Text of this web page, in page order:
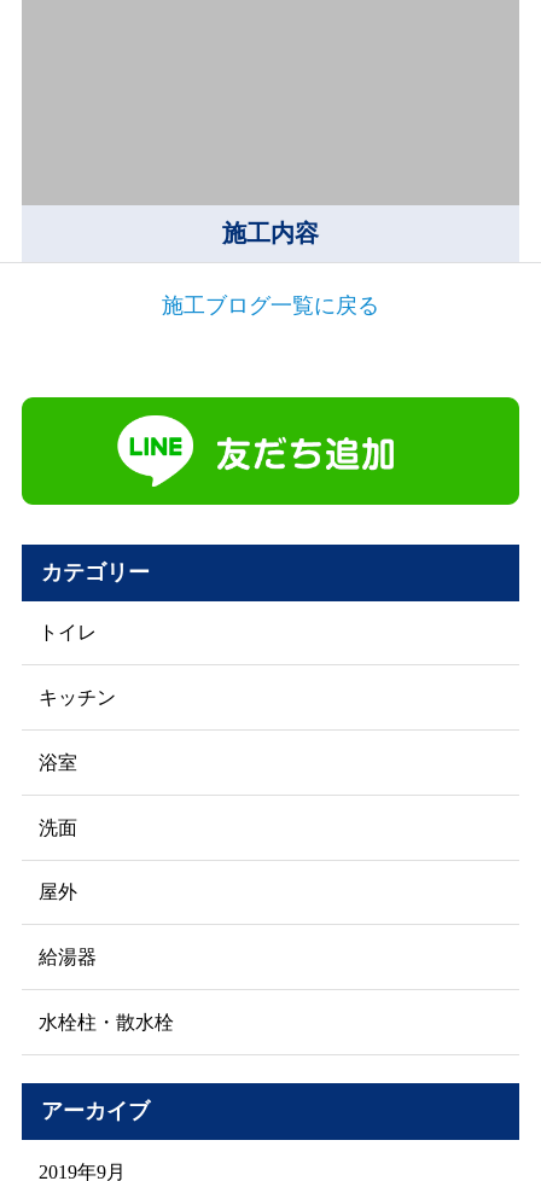
施工内容
施工ブログ一覧に戻る
カテゴリー
トイレ
キッチン
浴室
洗面
屋外
給湯器
水栓柱・散水栓
アーカイブ
2019年9月